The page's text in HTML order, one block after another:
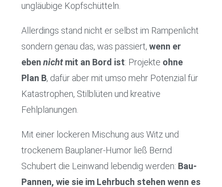
ungläubige Kopfschütteln.
Allerdings stand nicht er selbst im Rampenlicht
sondern genau das, was passiert, wenn er
eben nichtmit an Bord ist: Projekte ohne
Plan B, dafür aber mit umso mehr Potenzial für
Katastrophen, Stilblüten und kreative
Fehlplanungen.
Mit einer lockeren Mischung aus Witz und
trockenem Bauplaner-Humor ließ Bernd
Schubert die Leinwand lebendig werden: Bau-
Pannen, wie sie im Lehrbuch stehen wenn es